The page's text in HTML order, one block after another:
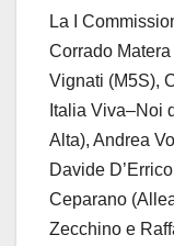
La I
Corrado
Vignati (M5S),
Italia Viva–Noi
Alta), Andrea
Davide
Ceparano
Zecchino e